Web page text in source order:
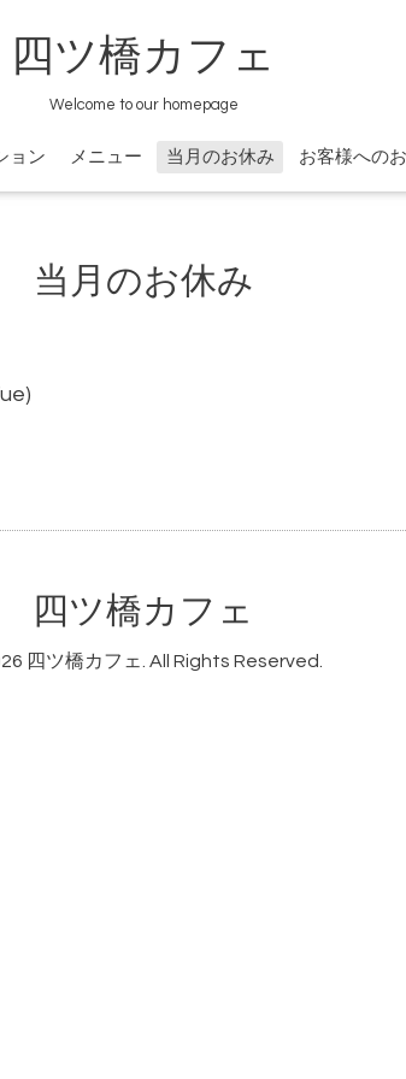
四ツ橋カフェ
Welcome to our homepage
ョン メニュー 当月のお休み お客様への
当月のお休み
四ツ橋カフェ
四ツ橋カフェ. All Rights Reserved.